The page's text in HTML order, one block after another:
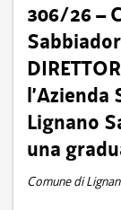
306/26 –
l’Azienda
Lignano
una
Comune di